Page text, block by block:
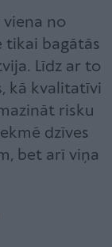
viena no
tikai bagātās
Līdz ar to
kā kvalitatīvi
risku
dzīves
bet arī viņa